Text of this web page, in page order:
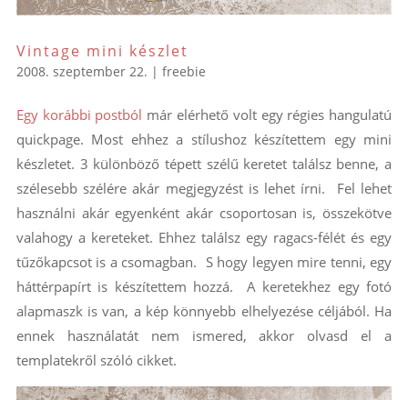
Vintage mini készlet
2008. szeptember 22. | freebie
Egy korábbi postból már elérhető volt egy régies hangulatú
quickpage. Most ehhez a stílushoz készítettem egy mini
készletet. 3 különböző tépett szélű keretet találsz benne, a
szélesebb szélére akár megjegyzést is lehet írni. Fel lehet
használni akár egyenként akár csoportosan is, összekötve
valahogy a kereteket. Ehhez találsz egy ragacs-félét és egy
tűzőkapcsot is a csomagban. S hogy legyen mire tenni, egy
háttérpapírt is készítettem hozzá. A keretekhez egy fotó
alapmaszk is van, a kép könnyebb elhelyezése céljából. Ha
ennek használatát nem ismered, akkor olvasd el a
templatekről szóló cikket.